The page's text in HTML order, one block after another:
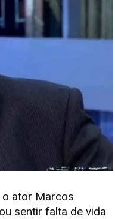
o ator Marcos
sentir falta de vida